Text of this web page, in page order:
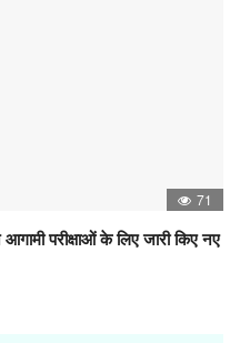
71
परीक्षाओं के लिए जारी किए नए